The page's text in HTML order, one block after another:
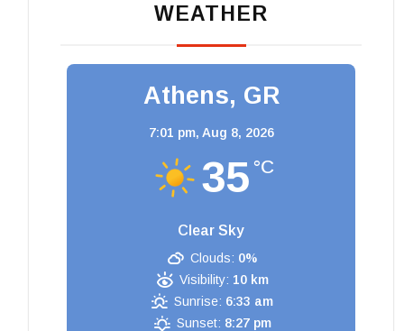
WEATHER
Athens, GR
7:01 pm, Aug 8, 2026
35 °C
Clear Sky
Clouds: 0%
Visibility: 10 km
Sunrise: 6:33 am
Sunset: 8:27 pm